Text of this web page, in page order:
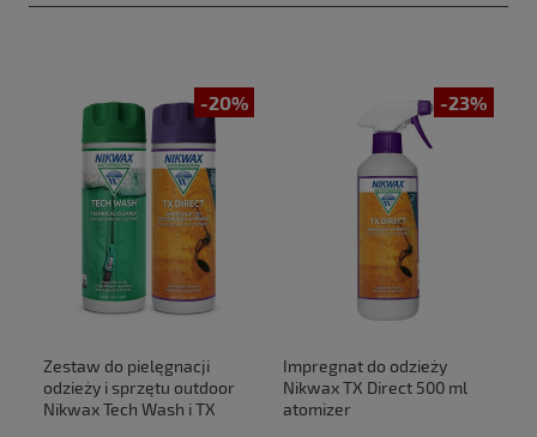
-20%
Zestaw do pielęgnacji
odzieży i sprzętu outdoor
Nikwax Tech Wash i TX
-23%
Impregnat do odzieży
Nikwax TX Direct 500 ml
atomizer